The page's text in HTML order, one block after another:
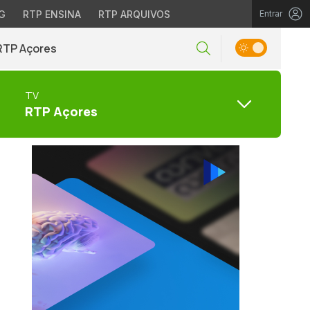
RTP ENSINA RTP ARQUIVOS Entrar
Açores
TV
RTP Açores